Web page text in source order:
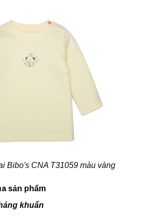
Bibo's CNA T31059 màu vàng
sản phẩm
khuẩn